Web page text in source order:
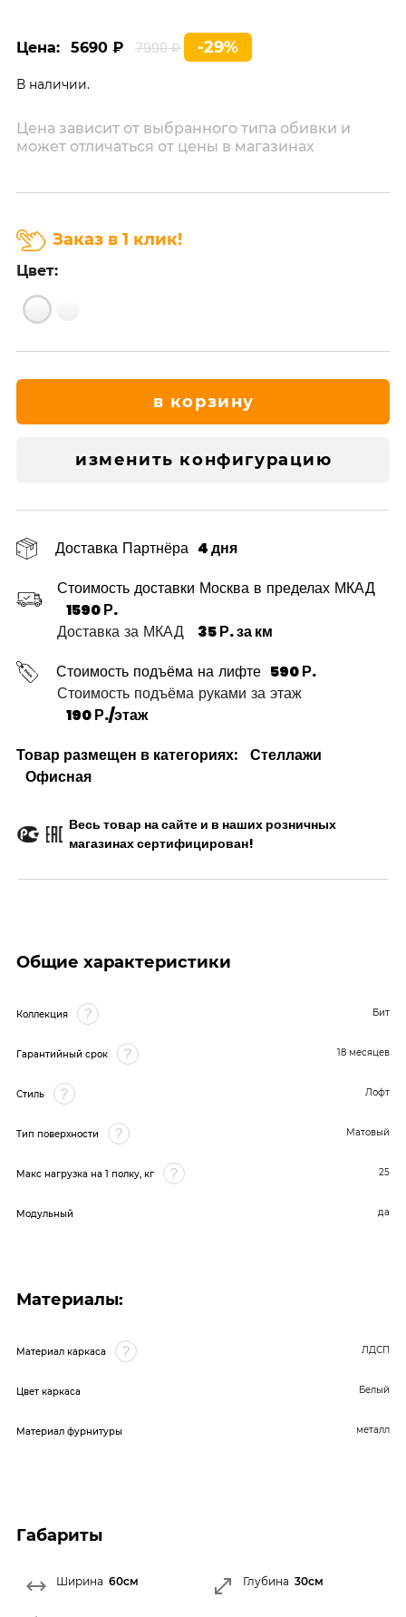
Цена: 5690 ₽ 7990 ₽ -29%
В наличии.
Цена зависит от выбранного типа обивки и
может отличаться от цены в магазинах
Заказ в 1 клик!
Цвет:
в корзину
изменить конфигурацию
Доставка Партнёра 4 дня
Стоимость доставки Москва в пределах МКАД
1590 Р.
Доставка за МКАД
35 Р. за км
Стоимость подъёма на лифте 590 Р.
Стоимость подъёма руками за этаж
190 Р./этаж
Товар размещен в категориях:
Стеллажи
Офисная
Весь товар на сайте и в наших розничных
магазинах сертифицирован!
Общие характеристики
Коллекция Бит
Гарантийный срок 18 месяцев
Стиль Лофт
Тип поверхности Матовый
Макс нагрузка на 1 полку, кг 25
Модульный да
Материалы:
Материал каркаса ЛДСП
Цвет каркаса Белый
Материал фурнитуры металл
Габариты
Ширина 60см Глубина 30см